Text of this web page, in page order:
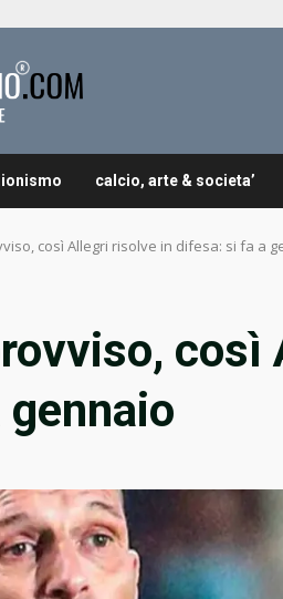
calcio, arte & societa’
così Allegri risolve in difesa: si fa a